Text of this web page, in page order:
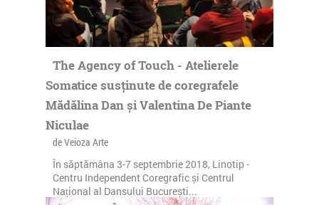
The Agency of Touch - Atelierele
Somatice susținute de coregrafele
Mădălina Dan și Valentina De Piante
Niculae
de Veioza Arte
În săptămâna 3-7 septembrie 2018, Linotip -
Centru Independent Coregrafic și Centrul
Național al Dansului București...